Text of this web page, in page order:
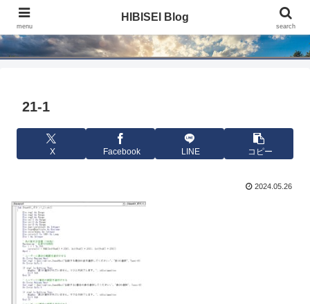
HIBISEI Blog
21-1
X Facebook LINE コピー
2024.05.26
menu
HIBISEI Blog
search